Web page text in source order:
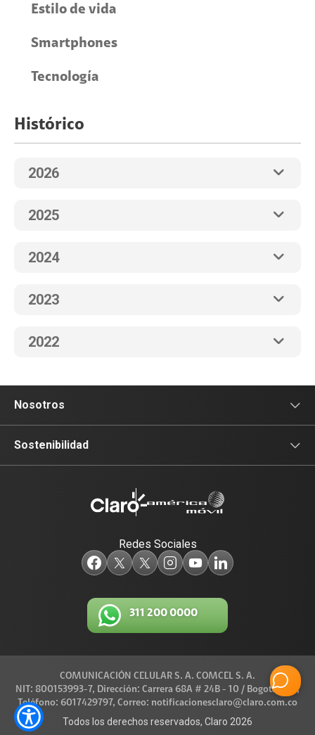
Estilo de vida
Smartphones
Tecnología
Histórico
2026
2025
2024
2023
2022
Nosotros
Sala de prensa
Legal y regulatorio
Código de Ética América Móvil
Sostenibilidad
Red de Voluntarios
Diversidad, Equidad e Inclusión
Conexiones
Redes Sociales
311 200 0000
COMUNICACIÓN CELULAR S. A. COMCEL S. A.
NIT: 800153993-7, Dirección: Carrera 68A # 24B - 10 / Bogotá D.C.,
Teléfono: 6017429797, Correo: notificacionesclaro@claro.com.co
Todos los derechos reservados, Claro 2026